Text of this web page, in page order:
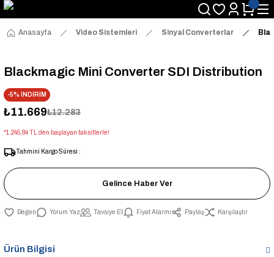
Anasayfa Video Sistemleri Sinyal Converterlar
Blackmagic Mini Converter SDI Distribution
-5% İNDİRİM
₺11.669₺12.283
*1.245,84 TL den başlayan taksitlerle!
Tahmini Kargo Süresi :
Gelince Haber Ver
Yorum Yaz Tavsiye Et Fiyat Alarmı Paylaş Karşılaştır
Ürün Bilgisi